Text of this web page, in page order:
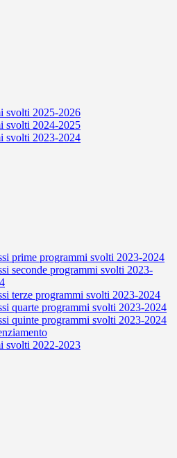
svolti 2025-2026
svolti 2024-2025
svolti 2023-2024
prime programmi svolti 2023-2024
seconde programmi svolti 2023-
terze programmi svolti 2023-2024
quarte programmi svolti 2023-2024
quinte programmi svolti 2023-2024
svolti 2022-2023